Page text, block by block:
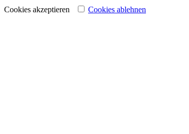
Cookies akzeptieren
Cookies ablehnen